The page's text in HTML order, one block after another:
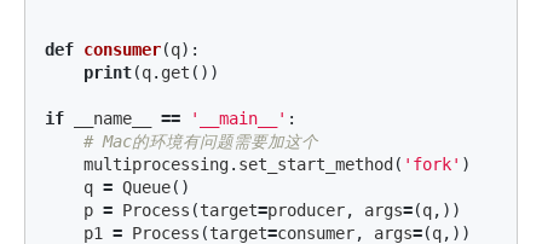
def consumer(q):
print(q. get ())
if __name__ == '__main__' :
multiprocessing. set_start_method( 'fork' )
q = Queue()
p = Process (target=producer, args=(q,))
p1
= Process (target=consumer, args=(q,))